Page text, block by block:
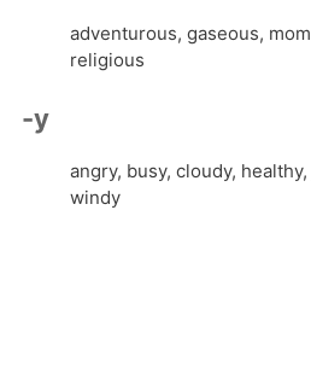
adventurous, gaseous,
religious
-y
angry, busy, cloudy,
windy